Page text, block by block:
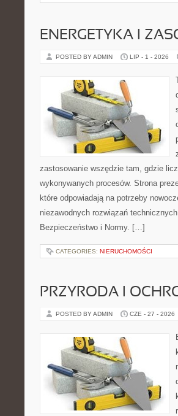
ENERGETYKA I
POSTED BY ADMIN LIP - 1 - 2026
zastosowanie wszędzie tam, gdzie
wykonywanych procesów. Strona
które odpowiadają na potrzeby
niezawodnych rozwiązań
Bezpieczeństwo i Normy. […]
CATEGORIES: NIERUCHOMOŚCI
PRZYRODA I
POSTED BY ADMIN CZE - 27 - 2026